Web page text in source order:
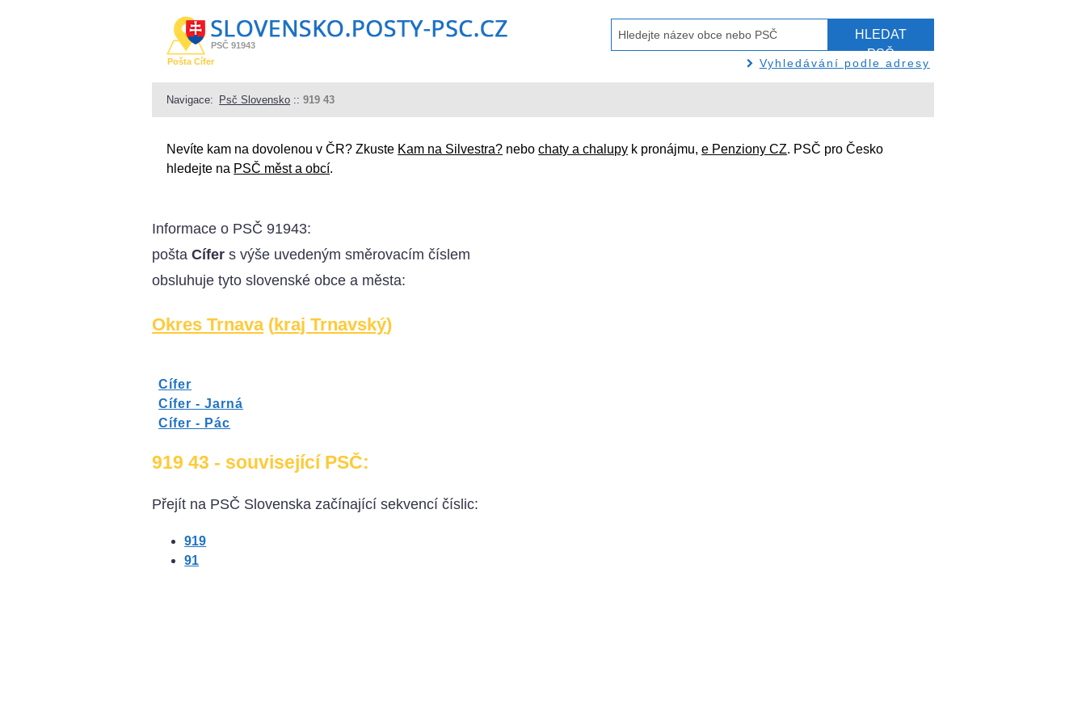
PSČ 91943
Pošta Cífer
HLEDAT
PSČ
Vyhledávání podle adresy
Navigace: Psč Slovensko ::919 43
Nevíte kam na dovolenou v ČR? Zkuste Kam na Silvestra? nebochaty a chalupy k pronájmu,e Penziony CZ. PSČ pro Česko
hledejte na PSČ měst a obcí.
Informace o PSČ 91943:
poštaCífer s výše uvedeným směrovacím číslem
obsluhuje tyto slovenské obce a města:
Okres Trnava(kraj Trnavský)
Cífer
Cífer - Jarná
Cífer - Pác
919 43 - související PSČ:
Přejít na PSČ Slovenska začínající sekvencí číslic:
919
91